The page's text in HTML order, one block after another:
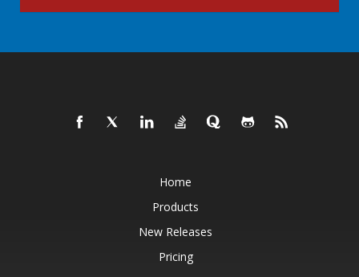
Home
Products
New Releases
Pricing